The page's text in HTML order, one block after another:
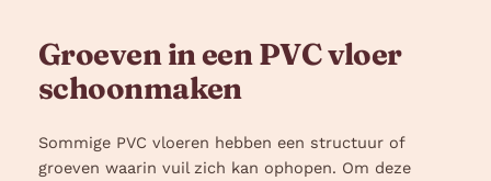
Groeven in een PVC vloer
schoonmaken
Sommige PVC vloeren hebben een structuur of
groeven waarin vuil zich kan ophopen. Om deze